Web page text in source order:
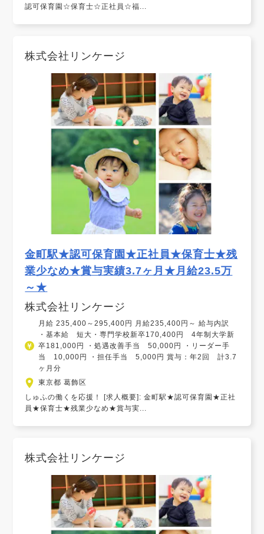
認可保育園☆保育士☆正社員☆福...
株式会社リンケージ
金町駅★認可保育園★正社員★保育士★残
業少なめ★賞与実績3.7ヶ月★月給23.5万
～★
株式会社リンケージ
月給 235,400～295,400円 月給235,400円～ 給与内訳
・基本給 短大・専門学校新卒170,400円 4年制大学新
卒181,000円 ・処遇改善手当 50,000円 ・リーダー手
当 10,000円 ・担任手当 5,000円 賞与：年2回 計3.7
ヶ月分
東京都 葛飾区
しゅふの働くを応援！ [求人概要]: 金町駅★認可保育園★正社
員★保育士★残業少なめ★賞与実...
株式会社リンケージ